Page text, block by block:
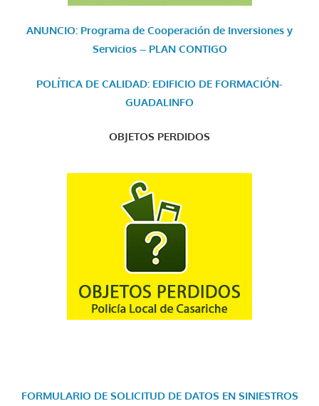
ANUNCIO: Programa de Cooperación de Inversiones y
Servicios – PLAN CONTIGO
POLÍTICA DE CALIDAD: EDIFICIO DE FORMACIÓN-
GUADALINFO
OBJETOS PERDIDOS
FORMULARIO DE SOLICITUD DE DATOS EN SINIESTROS